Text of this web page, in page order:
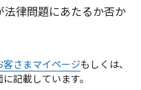
客さまマイページもしくは、
記載しています。